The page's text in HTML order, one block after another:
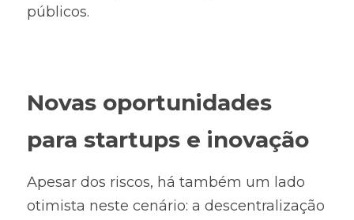
públicos.
Novas oportunidades
para startups e inovação
Apesar dos riscos, há também um lado
otimista neste cenário: a descentralização